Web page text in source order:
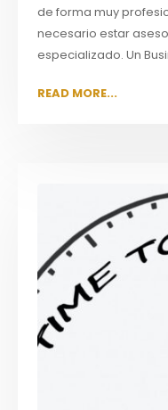
de forma muy
necesario estar
especializado. Un
READ MORE...